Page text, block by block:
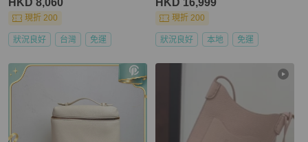
HKD 8,060
現折 200
狀況良好 台灣 免運
HKD 16,999
現折 200
狀況良好 本地 免運